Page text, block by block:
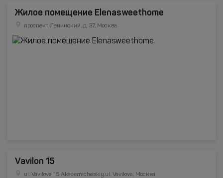
Жилое помещение Elenasweethome
проспект Ленинский, д. 37, Москва
Vavilon 15
ul. Vavilova 15 Akademicheskiy,ul. Vavilova, Москва